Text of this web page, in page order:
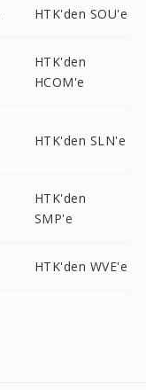
HTK'den SOU'e
HTK'den
HCOM'e
HTK'den SLN'e
HTK'den
SMP'e
HTK'den WVE'e